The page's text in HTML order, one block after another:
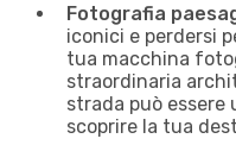
Fotografia
iconici e perdersi
tua macchina
straordinaria
strada può essere
scoprire la tua